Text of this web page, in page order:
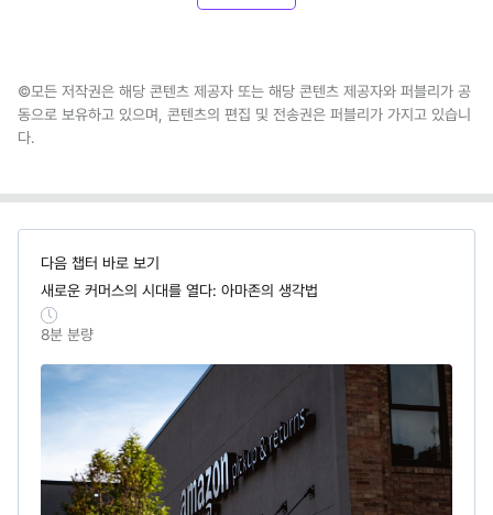
©모든 저작권은 해당 콘텐츠 제공자 또는 해당 콘텐츠 제공자와 퍼블리가 공
동으로 보유하고 있으며, 콘텐츠의 편집 및 전송권은 퍼블리가 가지고 있습니
다.
다음 챕터 바로 보기
새로운 커머스의 시대를 열다: 아마존의 생각법
8분 분량